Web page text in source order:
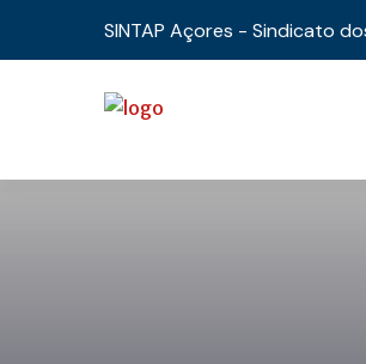
SINTAP Açores - Sindicato